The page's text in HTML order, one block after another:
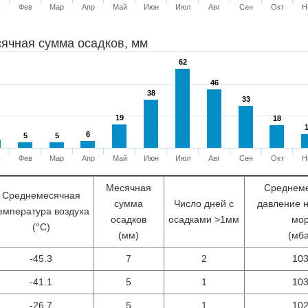
Фев Мар Апр Май Июн Июл Авг Сен Окт
сумма осадков, мм
5
5 5
5 6
6
19
19
38
38
62
62
46
46
33
33
18
18
Фев Мар Апр Май Июн Июл Авг Сен Окт
Среднемесячная
воздуха
(°С)
Месячная
сумма
осадков
(мм)
Число дней с
осадками >1мм
давление
-45.3 7 2
-41.1 5 1
-26.7 5 1